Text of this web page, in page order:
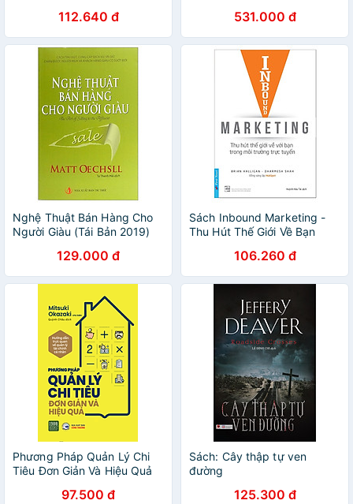
112.640 đ 531.000 đ
Nghệ Thuật Bán Hàng Cho
Người Giàu (Tái Bản 2019)
129.000 đ
Sách Inbound Marketing -
Thu Hút Thế Giới Về Bạn
106.260 đ
Phương Pháp Quản Lý Chi
Tiêu Đơn Giản Và Hiệu Quả
97.500 đ
Sách: Cây thập tự ven
đường
125.300 đ